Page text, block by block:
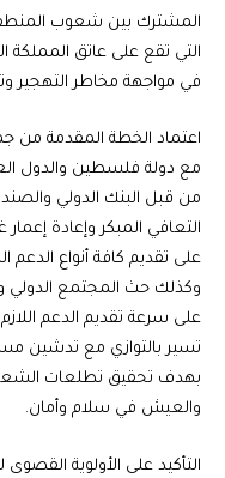
المشترك بين شعوب
التي تقع على عاتق المملكة
في مواجهة مخاطر التهجير
اعتماد الخطة المقدمة من
مع دولة فلسطين والدول
من قبل البنك الدولي
التعافي المبكر وإعادة
على تقديم كافة أنواع الدعم
وكذلك حث المجتمع الدولي
على سرعة تقديم الدعم
تسير بالتوازي مع تدشين
بهدف تحقيق تطلعات
والعيش في سلام وأمان.
التأكيد على الأولوية